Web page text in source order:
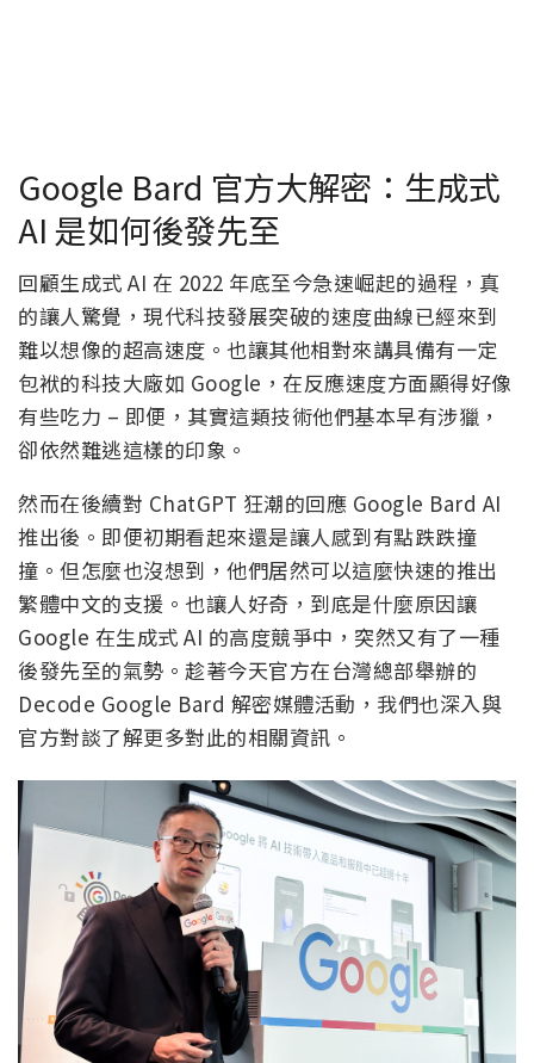
Google Bard 官方大解密：生成式
AI 是如何後發先至
回顧生成式 AI 在 2022 年底至今急速崛起的過程，真
的讓人驚覺，現代科技發展突破的速度曲線已經來到
難以想像的超高速度。也讓其他相對來講具備有一定
包袱的科技大廠如 Google，在反應速度方面顯得好像
有些吃力 – 即便，其實這類技術他們基本早有涉獵，
卻依然難逃這樣的印象。
然而在後續對 ChatGPT 狂潮的回應 Google Bard AI
推出後。即便初期看起來還是讓人感到有點跌跌撞
撞。但怎麼也沒想到，他們居然可以這麼快速的推出
繁體中文的支援。也讓人好奇，到底是什麼原因讓
Google 在生成式 AI 的高度競爭中，突然又有了一種
後發先至的氣勢。趁著今天官方在台灣總部舉辦的
Decode Google Bard 解密媒體活動，我們也深入與
官方對談了解更多對此的相關資訊。